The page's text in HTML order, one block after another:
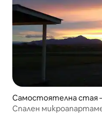
Самостоятелна стая
Спален